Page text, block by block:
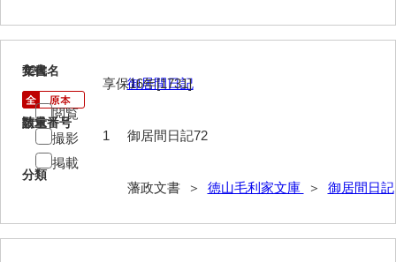
徳山藩史
旧史編纂材料
御尋口上書取
常令録
72
文書名
御居間日記
請求番号
御居間日記72
分類
藩政文書 ＞ 徳山毛利家文庫 ＞ 御居間日記
年代
享保16年[1731]
数量
1
閲覧
撮影
掲載